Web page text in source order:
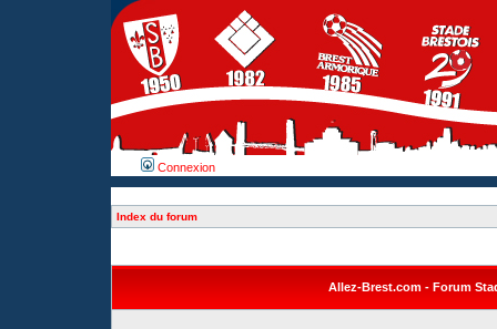
Connexion
Index du forum
Allez-Brest.com - Forum